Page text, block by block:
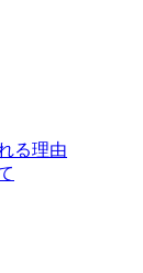
る理由